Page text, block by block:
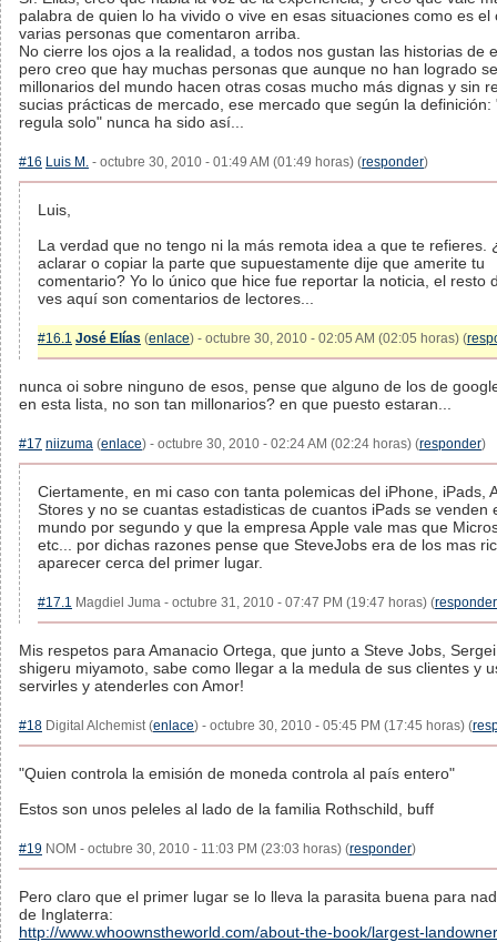
palabra de quien lo ha vivido o vive en esas situaciones como es el
varias personas que comentaron arriba.
No cierre los ojos a la realidad, a todos nos gustan las historias de
pero creo que hay muchas personas que aunque no han logrado
millonarios del mundo hacen otras cosas mucho más dignas y sin
sucias prácticas de mercado, ese mercado que según la definición:
regula solo" nunca ha sido así...
#16 Luis M. - octubre 30, 2010 - 01:49 AM (01:49 horas) (responder)
Luis,
La verdad que no tengo ni la más remota idea a que te refieres.
aclarar o copiar la parte que supuestamente dije que amerite tu
comentario? Yo lo único que hice fue reportar la noticia, el resto
ves aquí son comentarios de lectores...
#16.1 José Elías (enlace) - octubre 30, 2010 - 02:05 AM (02:05 horas) (
nunca oi sobre ninguno de esos, pense que alguno de los de
en esta lista, no son tan millonarios? en que puesto estaran...
#17 niizuma (enlace) - octubre 30, 2010 - 02:24 AM (02:24 horas) (responder)
Ciertamente, en mi caso con tanta polemicas del iPhone, iPads,
Stores y no se cuantas estadisticas de cuantos iPads se venden
mundo por segundo y que la empresa Apple vale mas que
etc... por dichas razones pense que SteveJobs era de los mas
aparecer cerca del primer lugar.
#17.1 Magdiel Juma - octubre 31, 2010 - 07:47 PM (19:47 horas) (responder
Mis respetos para Amanacio Ortega, que junto a Steve Jobs,
shigeru miyamoto, sabe como llegar a la medula de sus clientes y
servirles y atenderles con Amor!
#18 Digital Alchemist (enlace) - octubre 30, 2010 - 05:45 PM (17:45 horas) (
"Quien controla la emisión de moneda controla al país entero"
Estos son unos peleles al lado de la familia Rothschild, buff
#19 NOM - octubre 30, 2010 - 11:03 PM (23:03 horas) (responder)
Pero claro que el primer lugar se lo lleva la parasita buena para
de Inglaterra:
http://www.whoownstheworld.com/about-the-book/largest-